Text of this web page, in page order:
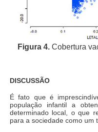
Figura 4.Cobertura
DISCUSSÃO
É fato que é
população infantil a
determinado local, o que
para a sociedade como um